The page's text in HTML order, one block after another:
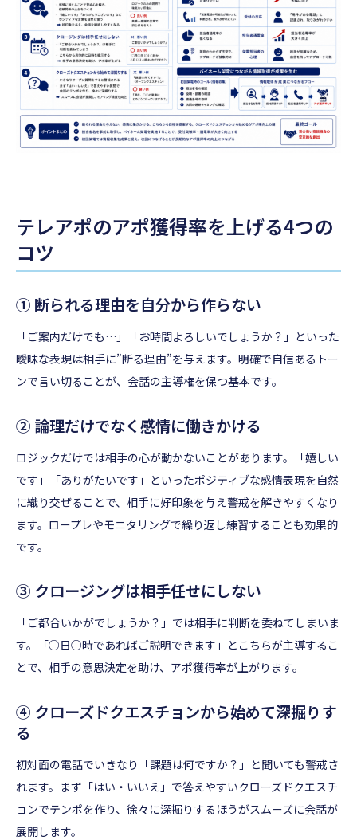
テレアポのアポ獲得率を上げる4つの
コツ
① 断られる理由を自分から作らない
「ご案内だけでも…」「お時間よろしいでしょうか？」といった
曖昧な表現は相手に”断る理由”を与えます。明確で自信あるトー
ンで言い切ることが、会話の主導権を保つ基本です。
② 論理だけでなく感情に働きかける
ロジックだけでは相手の心が動かないことがあります。「嬉しい
です」「ありがたいです」といったポジティブな感情表現を自然
に織り交ぜることで、相手に好印象を与え警戒を解きやすくなり
ます。ロープレやモニタリングで繰り返し練習することも効果的
です。
③ クロージングは相手任せにしない
「ご都合いかがでしょうか？」では相手に判断を委ねてしまいま
す。「○日○時であればご説明できます」とこちらが主導するこ
とで、相手の意思決定を助け、アポ獲得率が上がります。
④ クローズドクエスチョンから始めて深掘りす
る
初対面の電話でいきなり「課題は何ですか？」と聞いても警戒さ
れます。まず「はい・いいえ」で答えやすいクローズドクエスチ
ョンでテンポを作り、徐々に深掘りするほうがスムーズに会話が
展開します。